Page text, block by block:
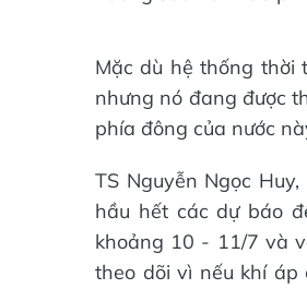
Mặc dù hệ thống thời
nhưng nó đang được
phía đông của nước
TS Nguyễn Ngọc
hầu hết các dự báo
khoảng 10 - 11/7 và
theo dõi vì nếu khí